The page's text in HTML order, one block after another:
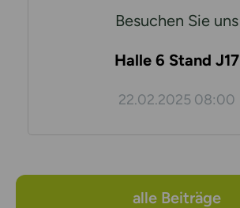
Besuchen Sie uns
Halle 6 Stand J17
22.02.2025 08:00
alle Beiträge